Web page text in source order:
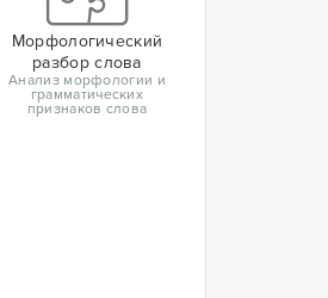
Морфологический
разбор слова
Анализ морфологии и
грамматических
признаков слова